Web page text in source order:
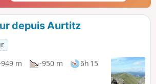
hors sentier et sans
donc avoir un
et être
piste. Ceci
à de bons
Visorando
depuis Aurtitz
m -950 m
6h 15